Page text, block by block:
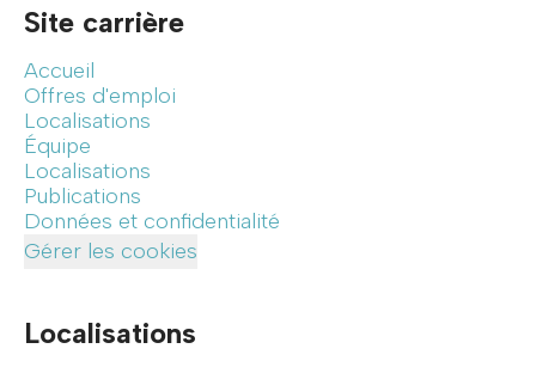
Site carrière
Accueil
Offres d'emploi
Localisations
Équipe
Localisations
Publications
Données et confidentialité
Gérer les cookies
Localisations